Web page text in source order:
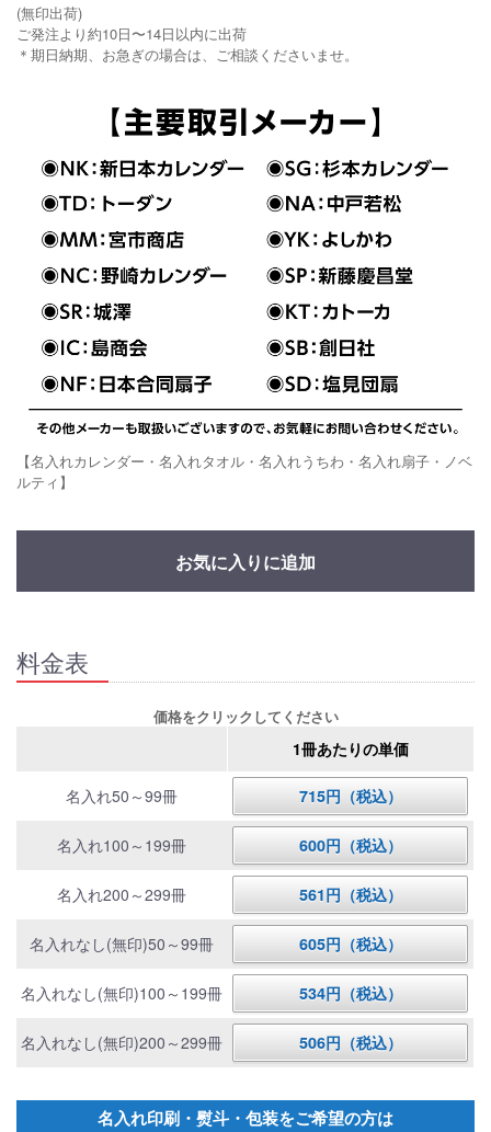
(無印出荷)
ご発注より約10日〜14日以内に出荷
＊期日納期、お急ぎの場合は、ご相談くださいませ。
【名入れカレンダー・名入れタオル・名入れうちわ・名入れ扇子・ノベ
ルティ】
お気に入りに追加
料金表
価格をクリックしてください
1冊あたりの単価
名入れ50～99冊 715円（税込）
名入れ100～199冊 600円（税込）
名入れ200～299冊 561円（税込）
名入れなし(無印)50～99冊 605円（税込）
名入れなし(無印)100～199冊 534円（税込）
名入れなし(無印)200～299冊 506円（税込）
名入れ印刷・熨斗・包装をご希望の方は